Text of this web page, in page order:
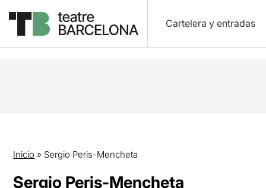
Cartelera y entradas
Inicio » Sergio Peris-Mencheta
Sergio Peris-Mencheta